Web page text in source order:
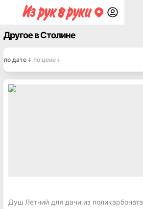
Другое в Столине
по дате по цене
Душ Летний для дачи из поликарбоната